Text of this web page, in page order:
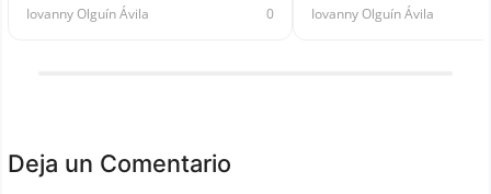
Iovanny Olguín Ávila 0 Iovanny Olguín Ávila
Deja un Comentario